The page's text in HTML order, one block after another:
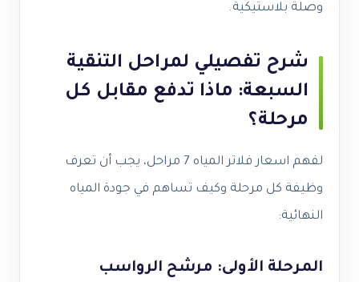
وصلة بلاستيكية.
شرح تفصيلي لمراحل التنقية
السبعة: ماذا تدفع مقابل كل
مرحلة؟
لفهم اسعار فلاتر المياه 7 مراحل، يجب أن تعرف
وظيفة كل مرحلة وكيف تساهم في جودة المياه
النهائية:
المرحلة الأولى: مرشح الرواسب